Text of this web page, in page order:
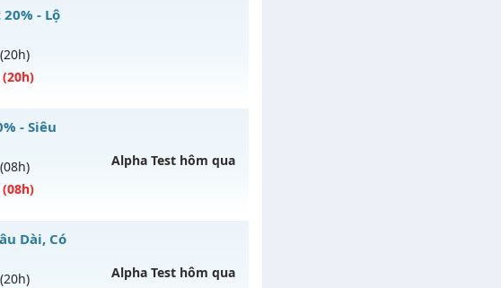
20% - Lộ
(20h)
(20h)
Wcoin fre
2.0 Classic
vào 20h ngày
- Siêu
(08h)
(08h)
Alpha Test hôm qua
vào 08h ngày 07/08/2626
Dài, Có
(20h)
Alpha Test hôm qua